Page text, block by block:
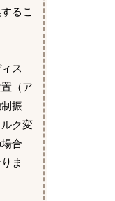
るこ
ス
（ア
振
ク変
合
ま